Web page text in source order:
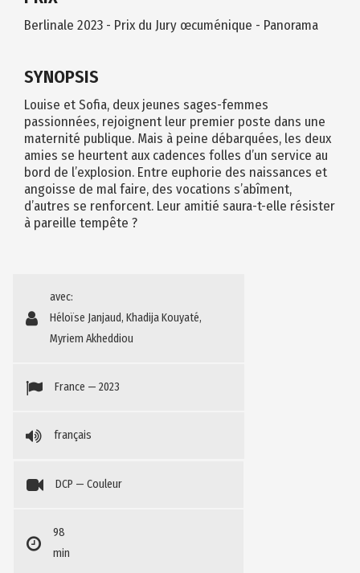
Berlinale 2023 - Prix du Jury œcuménique - Panorama
SYNOPSIS
Louise et Sofia, deux jeunes sages-femmes
passionnées, rejoignent leur premier poste dans une
maternité publique. Mais à peine débarquées, les deux
amies se heurtent aux cadences folles d’un service au
bord de l’explosion. Entre euphorie des naissances et
angoisse de mal faire, des vocations s’abîment,
d’autres se renforcent. Leur amitié saura-t-elle résister
à pareille tempête ?
avec:
Héloïse Janjaud, Khadija Kouyaté,
Myriem Akheddiou
France — 2023
français
DCP — Couleur
98
min